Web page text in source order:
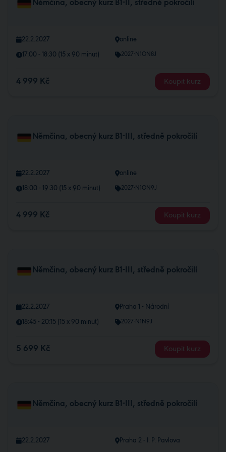
Němčina, obecný kurz B1-II, středně pokročilí
22.2.2027 online
17:00 - 18:30 (15 x 90 minut) 2027-N1ON8J
4 999 Kč Koupit kurz
Němčina, obecný kurz B1-III, středně pokročilí
22.2.2027 online
18:00 - 19:30 (15 x 90 minut) 2027-N1ON9J
4 999 Kč Koupit kurz
Němčina, obecný kurz B1-III, středně pokročilí
22.2.2027 Praha 1 - Národní
18:45 - 20:15 (15 x 90 minut) 2027-N1N9J
5 699 Kč Koupit kurz
Němčina, obecný kurz B1-III, středně pokročilí
22.2.2027 Praha 2 - I. P. Pavlova